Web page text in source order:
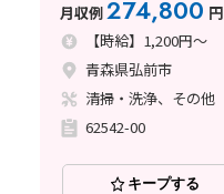
月収例274,800 円
【時給】1,200円～
青森県弘前市
清掃・洗浄、その他
62542-00
キープする